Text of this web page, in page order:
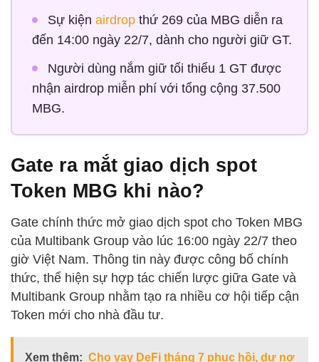
Sự kiện airdropthứ 269 của MBG diễn ra
đến 14:00 ngày 22/7, dành cho người giữ GT.
Người dùng nắm giữ tối thiểu 1 GT được
nhận airdrop miễn phí với tổng cộng 37.500
MBG.
Gate ra mắt giao dịch spot
Token MBG khi nào?
Gate chính thức mở giao dịch spot cho Token MBG
của Multibank Group vào lúc 16:00 ngày 22/7 theo
giờ Việt Nam. Thông tin này được công bố chính
thức, thể hiện sự hợp tác chiến lược giữa Gate và
Multibank Group nhằm tạo ra nhiều cơ hội tiếp cận
Token mới cho nhà đầu tư.
Xem thêm: Cho vay DeFi tháng 7 phục hồi, dư nợ